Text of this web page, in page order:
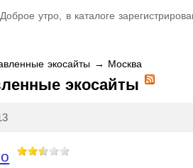
Доброе утро, в каталоге
экосайты → Москва
экосайты